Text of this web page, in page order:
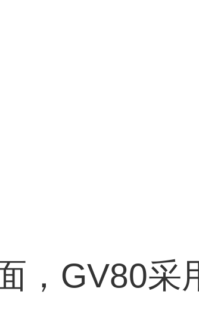
，GV80采